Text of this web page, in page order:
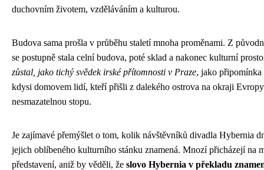
duchovním životem, vzděláváním a kulturou.
Budova sama prošla v průběhu staletí mnoha proměnami. Z
se postupně stala celní budova, poté sklad a nakonec kulturní
zůstal, jako tichý svědek irské přítomnosti v Praze, jako
kdysi domovem lidí, kteří přišli z dalekého ostrova na okraji
nesmazatelnou stopu.
Je zajímavé přemýšlet o tom, kolik návštěvníků divadla Hybernia
jejich oblíbeného kulturního stánku znamená. Mnozí přicházejí na
představení, aniž by věděli, že slovo Hybernia v překladu